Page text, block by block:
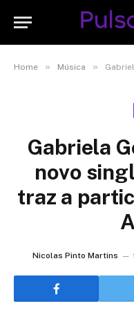
Home » Música » Gabriela
Gabriela
novo
traz a
Nicolas Pinto Martins